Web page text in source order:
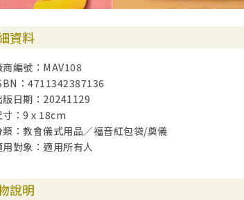
資料
商編號：MAV108
：4711342387136
版日期：20241129
寸：9 x 18cm
類：教會儀式用品／福音紅包袋/奠儀
用對象：適用所有人
說明